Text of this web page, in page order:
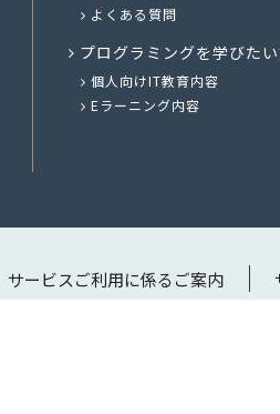
よくある質問
プログラミングを学びた
個人向けIT教育内容
Eラーニング内容
サービスご利用に係るご案内